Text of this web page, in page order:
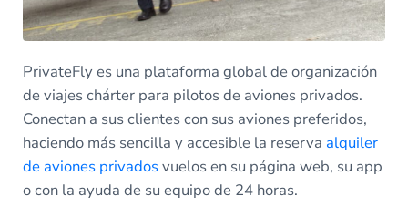
PrivateFly es una plataforma global de organización
de viajes chárter para pilotos de aviones privados.
Conectan a sus clientes con sus aviones preferidos,
haciendo más sencilla y accesible la reserva alquiler
de aviones privadosvuelos en su página web, su app
o con la ayuda de su equipo de 24 horas.